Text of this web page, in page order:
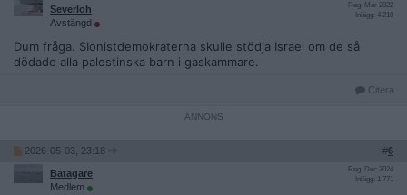
Severloh
Avstängd
Reg: Mar 2022
Inlägg: 4 210
Dum fråga. SIonistdemokraterna skulle stödja Israel om de så
dödade alla palestinska barn i gaskammare.
Citera
2026-05-03, 23:18 #6
Batagare
Medlem
Reg: Dec 2024
Inlägg: 1 771